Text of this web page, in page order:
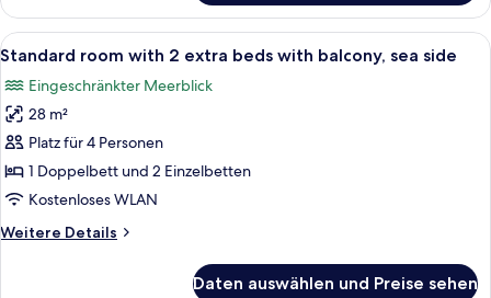
side
anzeigen
room
with
extra
with
balcony,
side
Alle
Fotos
für
Standard
room
with
2
beds
Ein modernes Hotelzimmer mit
6
Standard room with 2 extra beds with balcony, sea side
Eingeschränkter Meerblick
28 m²
Platz für 4 Personen
1 Doppelbett und 2 Einzelbetten
Kostenloses WLAN
Weitere Details
Weitere
Daten auswählen und Preise sehen